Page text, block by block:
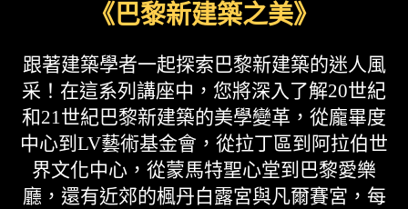
《巴黎新建築之美》
跟著建築學者一起探索巴黎新建築的迷人風
采！在這系列講座中，您將深入了解20世紀
和21世紀巴黎新建築的美學變革，從龐畢度
中心到LV藝術基金會，從拉丁區到阿拉伯世
界文化中心，從蒙馬特聖心堂到巴黎愛樂
廳，還有近郊的楓丹白露宮與凡爾賽宮，每